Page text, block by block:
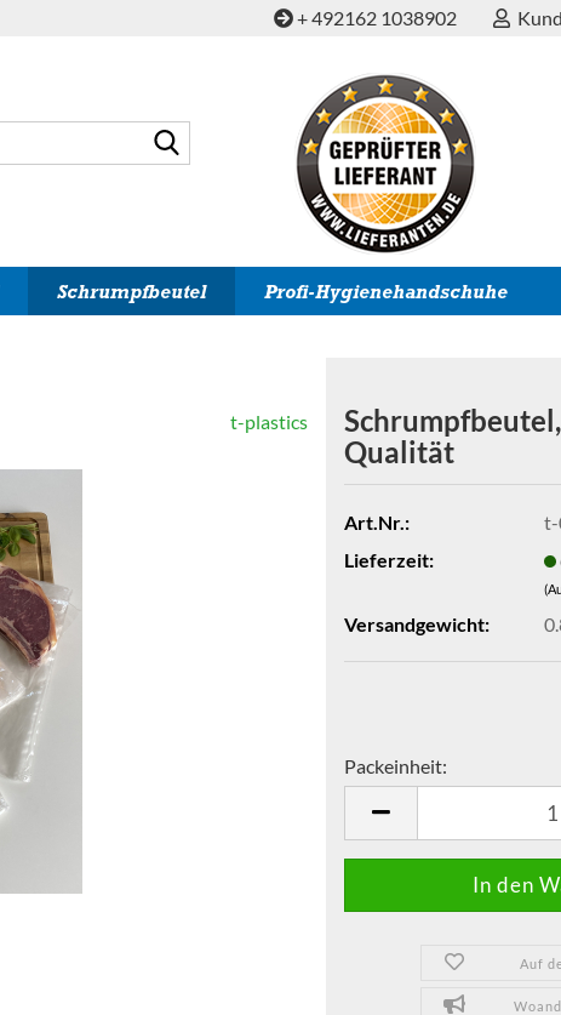
+ 492162 1038902
Schrumpfbeutel Profi-Hygienehandschuhe
t-plastics
Qualität
Art.Nr.:
t-
Lieferzeit:
Versandgewicht:
Packeinheit:
Packeinheit
Auf